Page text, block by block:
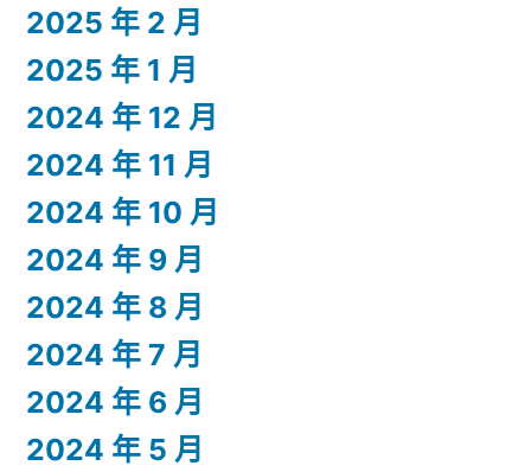
2025 年 2 月
2025 年 1 月
2024 年 12 月
2024 年 11 月
2024 年 10 月
2024 年 9 月
2024 年 8 月
2024 年 7 月
2024 年 6 月
2024 年 5 月